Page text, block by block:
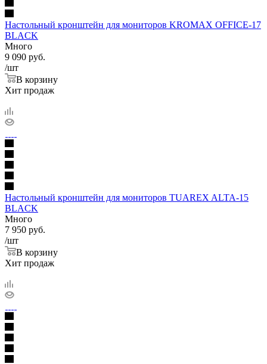
Настольный кронштейн для мониторов KROMAX OFFICE-17
BLACK
Много
9 090 руб.
/шт
В корзину
Хит продаж
Настольный кронштейн для мониторов TUAREX ALTA-15
BLACK
Много
7 950 руб.
/шт
В корзину
Хит продаж